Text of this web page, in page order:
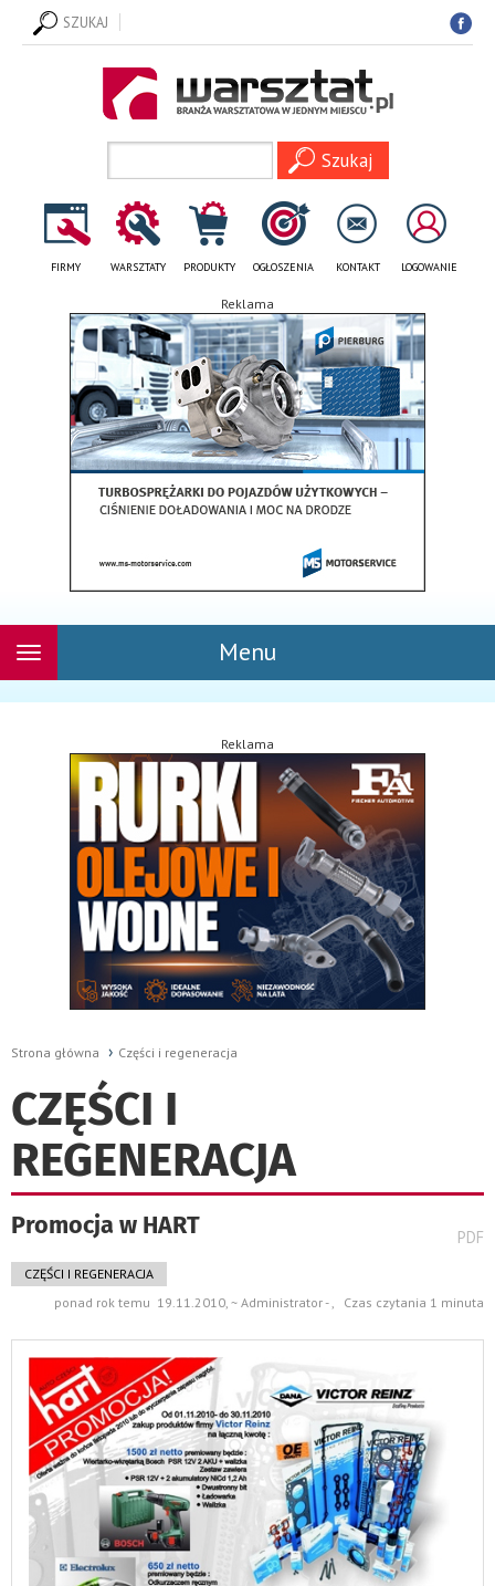
SZUKAJ
FIRMY WARSZTATY PRODUKTY OGŁOSZENIA KONTAKT LOGOWANIE
Reklama
Menu
Rozwiń
Reklama
Strona główna Części i regeneracja
CZĘŚCI I
REGENERACJA
Promocja w HART PDF
CZĘŚCI I REGENERACJA
ponad rok temu 19.11.2010, ~ Administrator - , Czas czytania 1 minuta